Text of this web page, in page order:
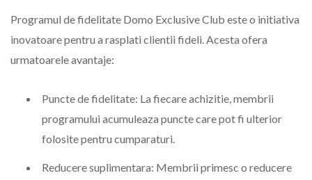
Programul de fidelitate Domo Exclusive Club este o initiativa
inovatoare pentru a rasplati clientii fideli. Acesta ofera
urmatoarele avantaje:
Puncte de fidelitate: La fiecare achizitie, membrii
programului acumuleaza puncte care pot fi ulterior
folosite pentru cumparaturi.
Reducere suplimentara: Membrii primesc o reducere